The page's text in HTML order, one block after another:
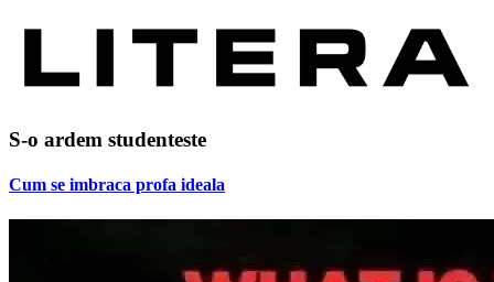
S-o ardem studenteste
Cum se imbraca profa ideala